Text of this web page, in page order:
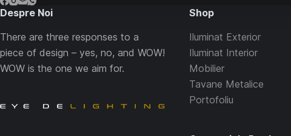
Despre Noi
There are three responses to a
piece of design – yes, no, and WOW!
WOW is the one we aim for.
Shop
Iluminat Exterior
Iluminat Interior
Mobilier
Tavane Metalice
Portofoliu